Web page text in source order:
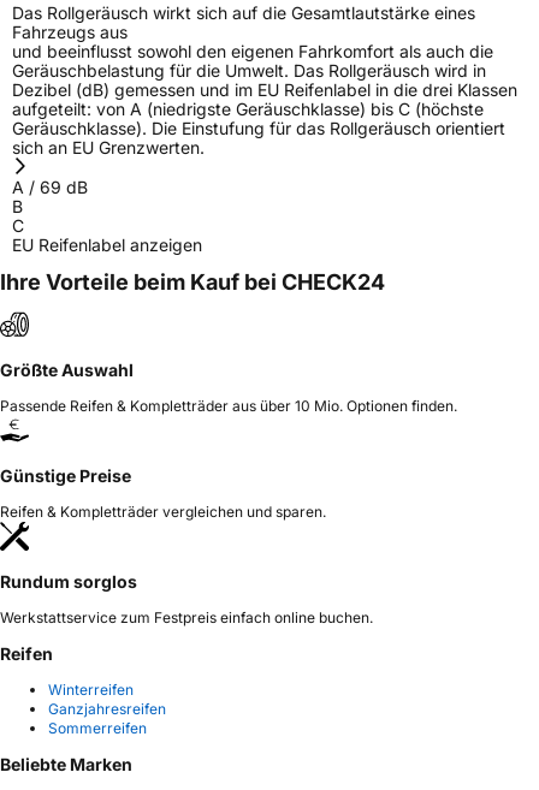
Das Rollgeräusch wirkt sich auf die Gesamtlautstärke eines
Fahrzeugs aus
und beeinflusst sowohl den eigenen Fahrkomfort als auch die
Geräuschbelastung für die Umwelt. Das Rollgeräusch wird in
Dezibel (dB) gemessen und im EU Reifenlabel in die drei Klassen
aufgeteilt: von A (niedrigste Geräuschklasse) bis C (höchste
Geräuschklasse). Die Einstufung für das Rollgeräusch orientiert
sich an EU Grenzwerten.
A / 69 dB
B
C
EU Reifenlabel anzeigen
Ihre Vorteile beim Kauf bei CHECK24
Größte Auswahl
Passende Reifen & Kompletträder aus über 10 Mio. Optionen finden.
Günstige Preise
Reifen & Kompletträder vergleichen und sparen.
Rundum sorglos
Werkstattservice zum Festpreis einfach online buchen.
Reifen
Winterreifen
Ganzjahresreifen
Sommerreifen
Beliebte Marken